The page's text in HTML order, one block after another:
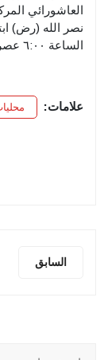
العاشورائي
الساعة ٦:٠٠ عصرا".
علامات:
السابق